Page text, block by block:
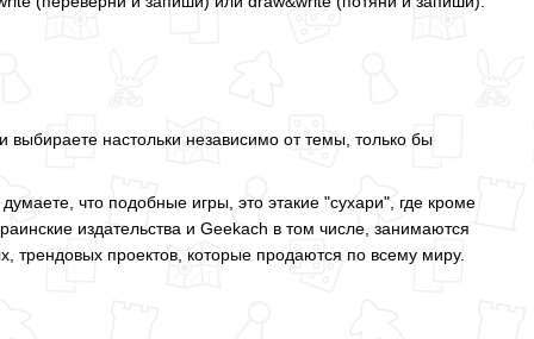
настольки независимо от темы, только бы
что подобные игры, это этакие "сухари", где кроме
издательства и Geekach в том числе, занимаются
трендовых проектов, которые продаются по всему миру.